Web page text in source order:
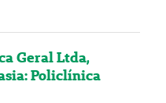
Geral Ltda,
Policlínica